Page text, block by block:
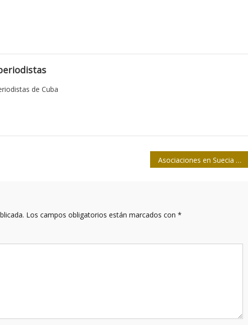
de Cuba
Asociaciones en Suecia exigen a medios mirada justa sobre Venezuela
Los campos obligatorios están marcados con *